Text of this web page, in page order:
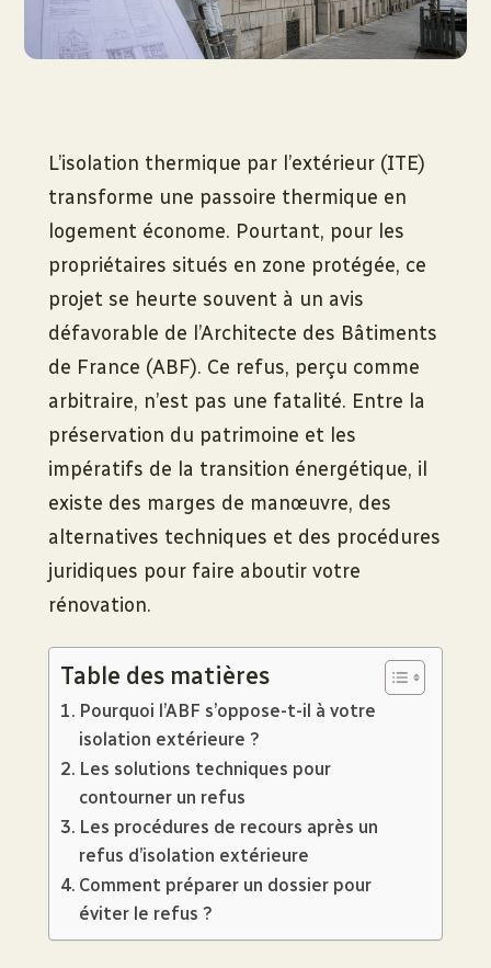
L’isolation thermique par l’extérieur (ITE)
transforme une passoire thermique en
logement économe. Pourtant, pour les
propriétaires situés en zone protégée, ce
projet se heurte souvent à un avis
défavorable de l’Architecte des Bâtiments
de France (ABF). Ce refus, perçu comme
arbitraire, n’est pas une fatalité. Entre la
préservation du patrimoine et les
impératifs de la transition énergétique, il
existe des marges de manœuvre, des
alternatives techniques et des procédures
juridiques pour faire aboutir votre
rénovation.
Table des matières
Pourquoi l’ABF s’oppose-t-il à votre
isolation extérieure ?
Les solutions techniques pour
contourner un refus
Les procédures de recours après un
refus d’isolation extérieure
Comment préparer un dossier pour
éviter le refus ?